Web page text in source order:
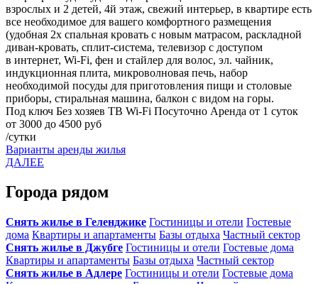
взрослых и 2 детей, 4й этаж, свежий интерьер, в квартире есть
все необходимое для вашего комфортного размещения
(удобная 2х спальная кровать с новым матрасом, раскладной
диван-кровать, сплит-система, телевизор с доступом
в интернет, Wi-Fi, фен и стайлер для волос, эл. чайник,
индукционная плита, микроволновая печь, набор
необходимой посуды для приготовления пищи и столовые
приборы, стиральная машина, балкон с видом на горы.
Под ключ Без хозяев ТВ Wi-Fi Посуточно Аренда от 1 суток
от 3000 до 4500 руб
/сутки
Варианты аренды жилья
ДАЛЕЕ
Города рядом
Снять жилье в Геленджике Гостиницы и отели Гостевые
дома Квартиры и апартаменты Базы отдыха Частный сектор
Снять жилье в Джубге Гостиницы и отели Гостевые дома
Квартиры и апартаменты Базы отдыха Частный сектор
Снять жилье в Адлере Гостиницы и отели Гостевые дома